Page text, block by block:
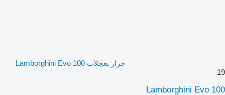
جرار بعجلات Lamborghini Evo 100
19
Lamborghini Evo 100